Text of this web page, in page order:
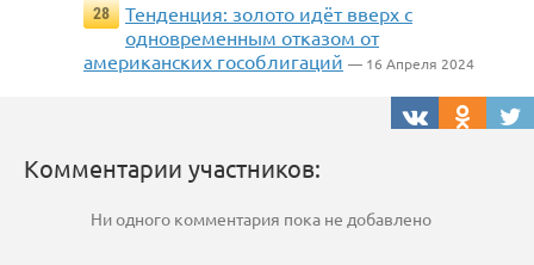
28
Тенденция: золото идёт вверх с
одновременным отказом от
американских гособлигаций — 16 Апреля 2024
Комментарии участников:
Ни одного комментария пока не добавлено